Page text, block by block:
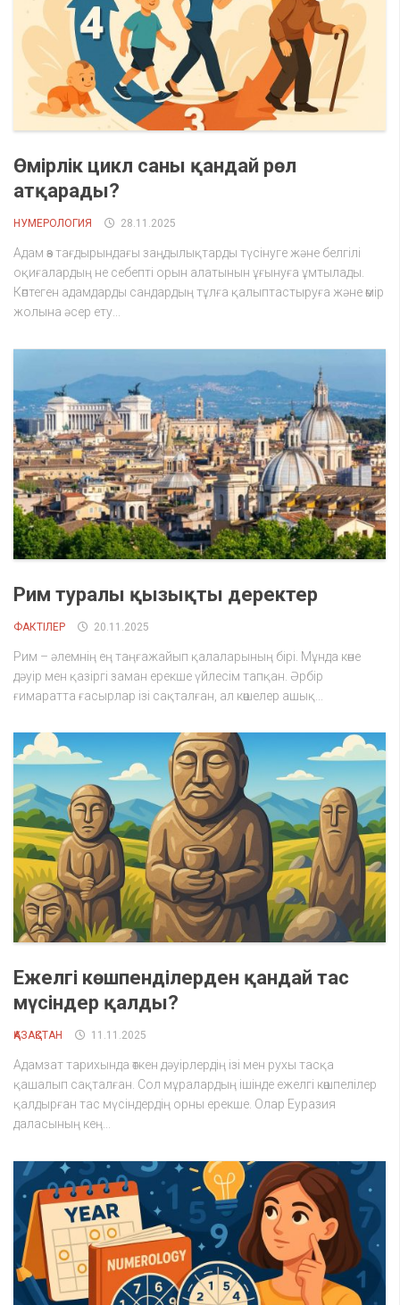
Өмірлік цикл саны қандай рөл
атқарады?
НУМЕРОЛОГИЯ 28.11.2025
Адам өз тағдырындағы заңдылықтарды түсінуге және белгілі
оқиғалардың не себепті орын алатынын ұғынуға ұмтылады.
Көптеген адамдарды сандардың тұлға қалыптастыруға және өмір
жолына әсер ету...
Рим туралы қызықты деректер
ФАКТІЛЕР 20.11.2025
Рим – әлемнің ең таңғажайып қалаларының бірі. Мұнда көне
дәуір мен қазіргі заман ерекше үйлесім тапқан. Әрбір
ғимаратта ғасырлар ізі сақталған, ал көшелер ашық...
Ежелгі көшпенділерден қандай тас
мүсіндер қалды?
ҚАЗАҚСТАН 11.11.2025
Адамзат тарихында өткен дәуірлердің ізі мен рухы тасқа
қашалып сақталған. Сол мұралардың ішінде ежелгі көшпелілер
қалдырған тас мүсіндердің орны ерекше. Олар Еуразия
даласының кең...